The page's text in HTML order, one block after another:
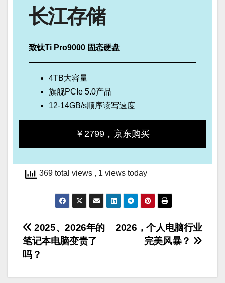
长江存储
致钛Ti Pro9000 固态硬盘
4TB大容量
旗舰PCIe 5.0产品
12-14GB/s顺序读写速度
￥2799，京东购买
369 total views , 1 views today
文
章
导
2026，个人电脑行业
完美风暴？
2025、2026年的
笔记本电脑变贵了
吗？